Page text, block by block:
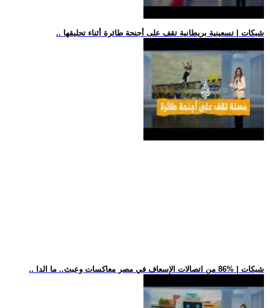
.. شبكات | تسعينية بريطانية تقف على أجنحة طائرة أثناء تحليقها
.. شبكات | %86 من اتصالات الإسعاف في مصر معاكسات وعبث.. ما الدا